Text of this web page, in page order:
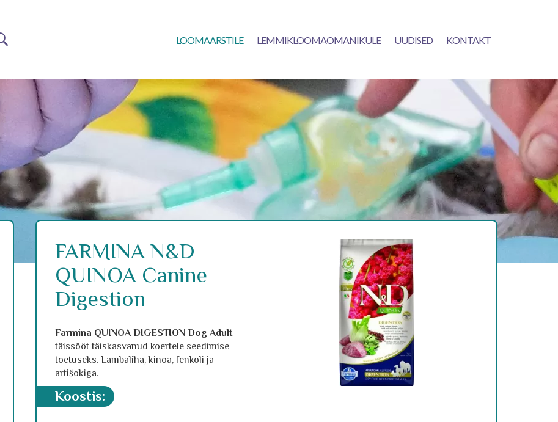
LOOMAARSTILE LEMMIKLOOMAOMANIKULE UUDISED KONTAKT
FARMINA N&D
QUINOA Canine
Digestion
Farmina QUINOA DIGESTION Dog Adult
täissööt täiskasvanud koertele seedimise
toetuseks. Lambaliha, kinoa, fenkoli ja
artišokiga.
koostis: